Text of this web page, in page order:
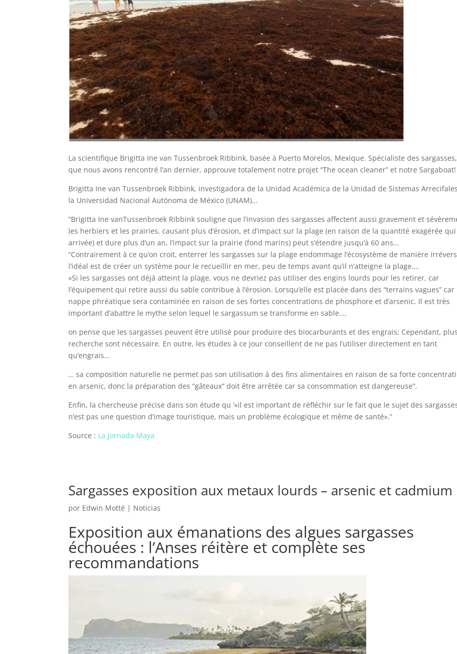
La scientifique Brigitta Ine van Tussenbroek Ribbink, basée à Puerto Morelos, Mexique. Spécialiste des sargasses,
que nous avons rencontré l’an dernier, approuve totalement notre projet “The ocean cleaner” et notre Sargaboat!
Brigitta Ine van Tussenbroek Ribbink, investigadora de la Unidad Académica de la Unidad de Sistemas
la Universidad Nacional Autónoma de México (UNAM)…
“Brigitta Ine vanTussenbroek Ribbink souligne que l’invasion des sargasses affectent aussi gravement et
les herbiers et les prairies, causant plus d’érosion, et d’impact sur la plage (en raison de la quantité exagérée
arrivée) et dure plus d’un an, l’impact sur la prairie (fond marins) peut s’étendre jusqu’à 60 ans…
“Contrairement à ce qu’on croit, enterrer les sargasses sur la plage endommage l’écosystème de manière
l’idéal est de créer un système pour le recueillir en mer, peu de temps avant qu’il n’atteigne la plage….
«Si les sargasses ont déjà atteint la plage, vous ne devriez pas utiliser des engins lourds pour les retirer, car
l’équipement qui retire aussi du sable contribue à l’érosion. Lorsqu’elle est placée dans des “terrains vagues” car
nappe phréatique sera contaminée en raison de ses fortes concentrations de phosphore et d’arsenic. Il est très
important d’abattre le mythe selon lequel le sargassum se transforme en sable….
on pense que les sargasses peuvent être utilisé pour produire des biocarburants et des engrais; Cependant,
recherche sont nécessaire. En outre, les études à ce jour conseillent de ne pas l’utiliser directement en tant
qu’engrais…
… sa composition naturelle ne permet pas son utilisation à des fins alimentaires en raison de sa forte
en arsenic, donc la préparation des “gâteaux” doit être arrêtée car sa consommation est dangereuse”.
Enfin, la chercheuse précise dans son étude qu ‘«il est important de réfléchir sur le fait que le sujet des
n’est pas une question d’image touristique, mais un problème écologique et même de santé».”
Source : La Jornada Maya
Sargasses exposition aux metaux lourds – arsenic et cadmium
por Edwin Motté | Noticias
Exposition aux émanations des algues sargasses
échouées : l’Anses réitère et complète ses
recommandations